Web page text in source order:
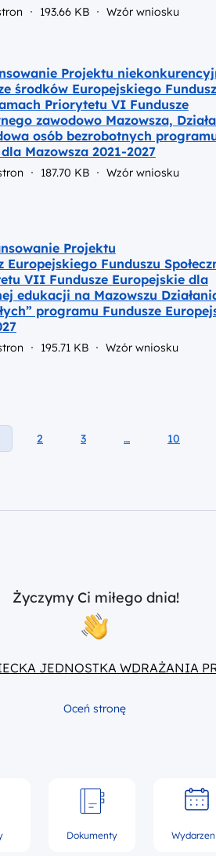
193.66 KB Wzór wniosku
Projektu
środków Europejskiego
Priorytetu VI Fundusze
zawodowo Mazowsza,
osób bezrobotnych
Mazowsza 2021-2027
187.70 KB
Wzór wniosku
Projektu
Europejskiego Funduszu
VII Fundusze Europejskie dla
edukacji na Mazowszu
programu Fundusze
195.71 KB
Wzór wniosku
2 3 … 10
Życzymy Ci miłego dnia!
JEDNOSTKA WDRAŻANIA
Oceń stronę
Dokumenty